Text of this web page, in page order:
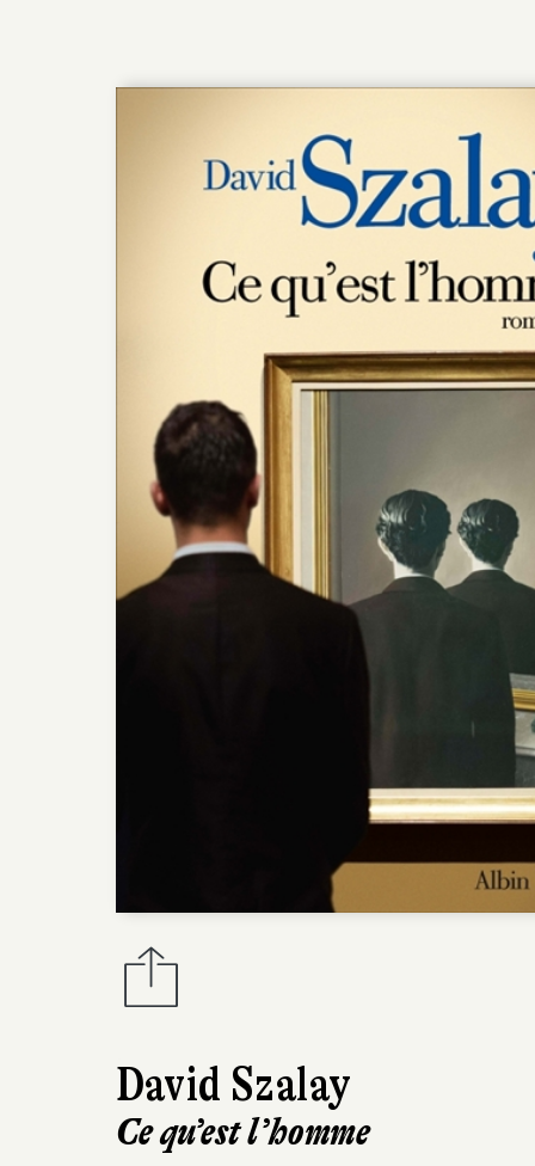
David Szalay
Ce qu’est l’homme